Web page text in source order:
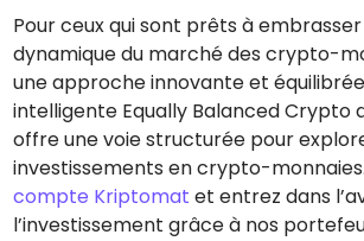
Pour ceux qui sont prêts à
dynamique du marché des crypto-
une approche innovante et
intelligente Equally Balanced Crypto
offre une voie structurée pour
investissements en crypto-
compte Kriptomat et entrez dans
l’investissement grâce à nos